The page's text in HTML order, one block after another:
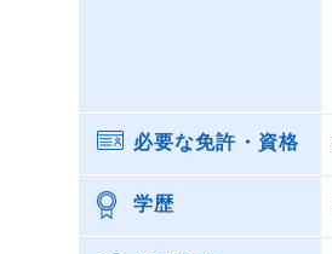
必要な免許・資格
学歴